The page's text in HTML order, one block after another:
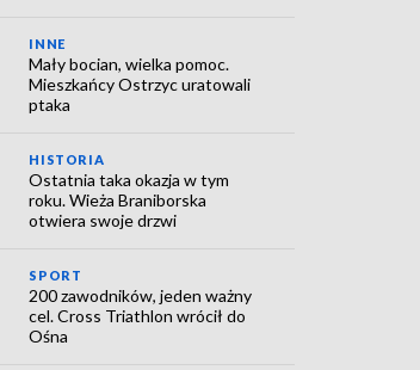
INNE
Mały bocian, wielka pomoc.
Mieszkańcy Ostrzyc uratowali
ptaka
HISTORIA
Ostatnia taka okazja w tym
roku. Wieża Braniborska
otwiera swoje drzwi
SPORT
200 zawodników, jeden ważny
cel. Cross Triathlon wrócił do
Ośna